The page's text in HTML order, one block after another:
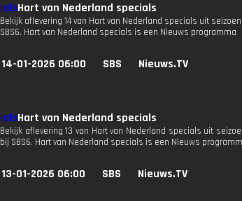
Hart van Nederland specials
Bekijk aflevering 14 van Hart van Nederland specials uit
SBS6. Hart van Nederland specials is een Nieuws programma
14-01-2026 06:00 SBS Nieuws.TV
Hart van Nederland specials
Bekijk aflevering 13 van Hart van Nederland specials uit
bij SBS6. Hart van Nederland specials is een Nieuws
13-01-2026 06:00 SBS Nieuws.TV